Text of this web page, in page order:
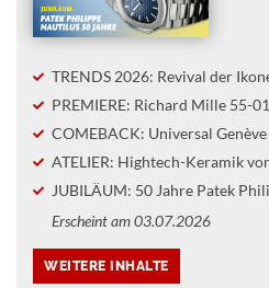
TRENDS 2026: Revival der
PREMIERE: Richard Mille 55-01
COMEBACK: Universal
ATELIER: Hightech-Keramik
JUBILÄUM: 50 Jahre Patek
Erscheint am 03.07.2026